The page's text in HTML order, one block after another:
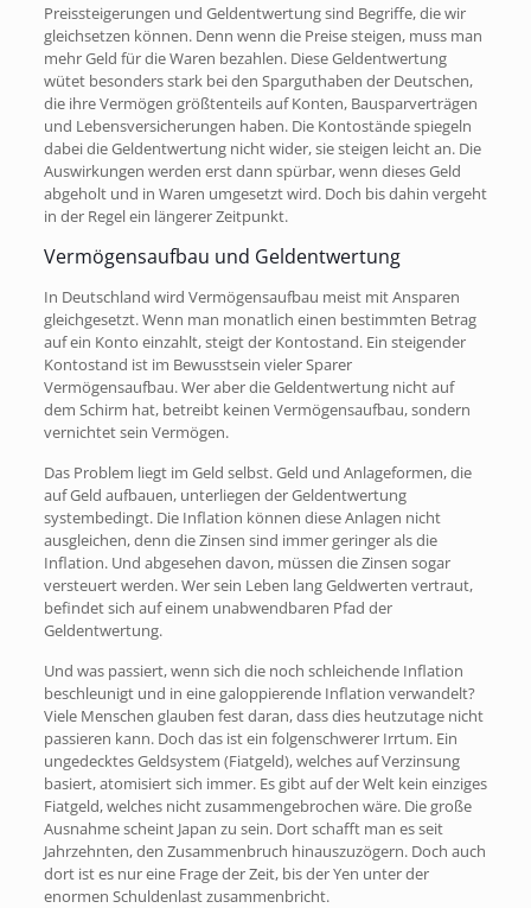
Preissteigerungen und Geldentwertung sind Begriffe, die wir
gleichsetzen können. Denn wenn die Preise steigen, muss man
mehr Geld für die Waren bezahlen. Diese Geldentwertung
wütet besonders stark bei den Sparguthaben der Deutschen,
die ihre Vermögen größtenteils auf Konten, Bausparverträgen
und Lebensversicherungen haben. Die Kontostände spiegeln
dabei die Geldentwertung nicht wider, sie steigen leicht an. Die
Auswirkungen werden erst dann spürbar, wenn dieses Geld
abgeholt und in Waren umgesetzt wird. Doch bis dahin vergeht
in der Regel ein längerer Zeitpunkt.
Vermögensaufbau und Geldentwertung
In Deutschland wird Vermögensaufbau meist mit Ansparen
gleichgesetzt. Wenn man monatlich einen bestimmten Betrag
auf ein Konto einzahlt, steigt der Kontostand. Ein steigender
Kontostand ist im Bewusstsein vieler Sparer
Vermögensaufbau. Wer aber die Geldentwertung nicht auf
dem Schirm hat, betreibt keinen Vermögensaufbau, sondern
vernichtet sein Vermögen.
Das Problem liegt im Geld selbst. Geld und Anlageformen, die
auf Geld aufbauen, unterliegen der Geldentwertung
systembedingt. Die Inflation können diese Anlagen nicht
ausgleichen, denn die Zinsen sind immer geringer als die
Inflation. Und abgesehen davon, müssen die Zinsen sogar
versteuert werden. Wer sein Leben lang Geldwerten vertraut,
befindet sich auf einem unabwendbaren Pfad der
Geldentwertung.
Und was passiert, wenn sich die noch schleichende Inflation
beschleunigt und in eine galoppierende Inflation verwandelt?
Viele Menschen glauben fest daran, dass dies heutzutage nicht
passieren kann. Doch das ist ein folgenschwerer Irrtum. Ein
ungedecktes Geldsystem (Fiatgeld), welches auf Verzinsung
basiert, atomisiert sich immer. Es gibt auf der Welt kein einziges
Fiatgeld, welches nicht zusammengebrochen wäre. Die große
Ausnahme scheint Japan zu sein. Dort schafft man es seit
Jahrzehnten, den Zusammenbruch hinauszuzögern. Doch auch
dort ist es nur eine Frage der Zeit, bis der Yen unter der
enormen Schuldenlast zusammenbricht.